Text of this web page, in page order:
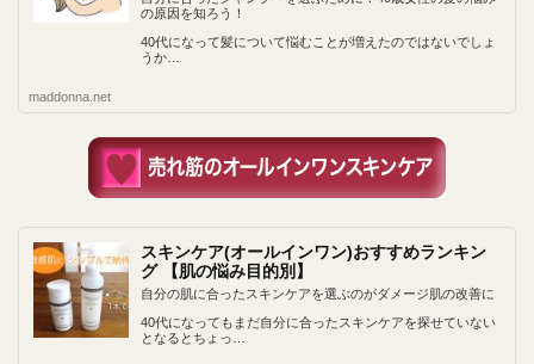
の原因を知ろう！
40代になって髪について悩むことが増えたのではないでしょ
うか…
maddonna.net
スキンケア(オールインワン)おすすめランキン
グ 【肌の悩み目的別】
自分の肌に合ったスキンケアを選ぶのがダメージ肌の改善に
40代になってもまだ自分に合ったスキンケアを探せていない
となるとちょっ…